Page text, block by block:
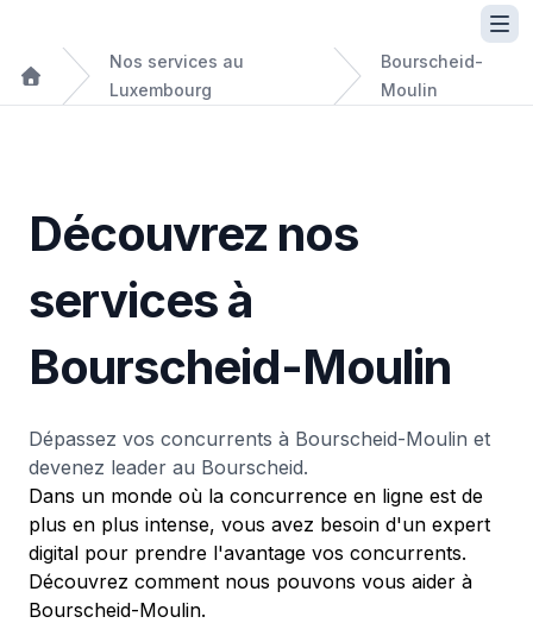
Nos services au
Luxembourg
Bourscheid-
Moulin
Découvrez nos
services à
Bourscheid-Moulin
Dépassez vos concurrents à Bourscheid-Moulin et
devenez leader au Bourscheid.
Dans un monde où la concurrence en ligne est de
plus en plus intense, vous avez besoin d'un expert
digital pour prendre l'avantage vos concurrents.
Découvrez comment nous pouvons vous aider à
Bourscheid-Moulin.